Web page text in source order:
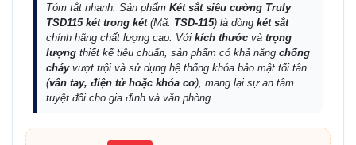
Tóm tắt nhanh: Sản phẩm Két sắt siêu cường Truly
TSD115 két trong két(Mã: TSD-115) là dòng két sắt
chính hãng chất lượng cao. Với kích thước và trọng
lượng thiết kế tiêu chuẩn, sản phẩm có khả năng chống
cháyvượt trội và sử dụng hệ thống khóa bảo mật tối tân
(vân tay, điện tử hoặc khóa cơ), mang lại sự an tâm
tuyệt đối cho gia đình và văn phòng.